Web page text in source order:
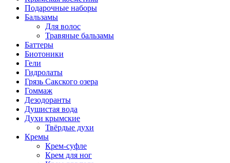
Подарочные наборы
Бальзамы
Для волос
Травяные бальзамы
Баттеры
Биотоники
Гели
Гидролаты
Грязь Сакского озера
Гоммаж
Дезодоранты
Душистая вода
Духи крымские
Твёрдые духи
Кремы
Крем-суфле
Крем для ног